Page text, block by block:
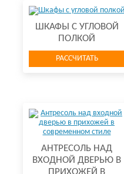
ШКАФЫ С УГЛОВОЙ
ПОЛКОЙ
РАССЧИТАТЬ
АНТРЕСОЛЬ НАД
ВХОДНОЙ ДВЕРЬЮ В
ПРИХОЖЕЙ В